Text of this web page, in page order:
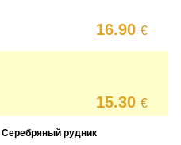
16.90€
15.30€
Серебряный рудник